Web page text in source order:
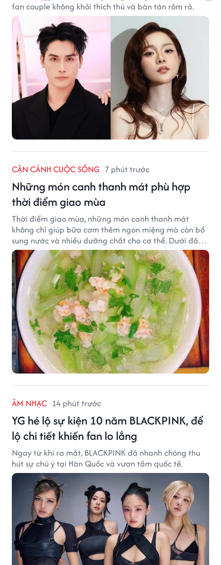
fan couple không khỏi thích thú và bàn tán rôm rả.
CẬN CẢNH CUỘC SỐNG 7 phút trước
Những món canh thanh mát phù hợp
thời điểm giao mùa
Thời điểm giao mùa, những món canh thanh mát
không chỉ giúp bữa cơm thêm ngon miệng mà còn bổ
sung nước và nhiều dưỡng chất cho cơ thể. Dưới đây
là một số món canh đơn giản, dễ nấu, phù hợp cho cả
gia đình.
ÂM NHẠC 14 phút trước
YG hé lộ sự kiện 10 năm BLACKPINK, để
lộ chi tiết khiến fan lo lắng
Ngay từ khi ra mắt, BLACKPINK đã nhanh chóng thu
hút sự chú ý tại Hàn Quốc và vươn tầm quốc tế.